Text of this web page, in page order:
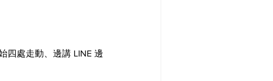
四處走動、邊講 LINE 邊